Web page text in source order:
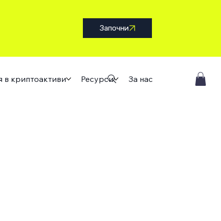
в криптоактиви Ресурси За нас
Започни